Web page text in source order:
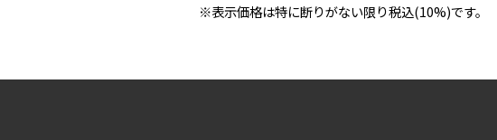
※表示価格は特に断りがない限り税込(10%)です。